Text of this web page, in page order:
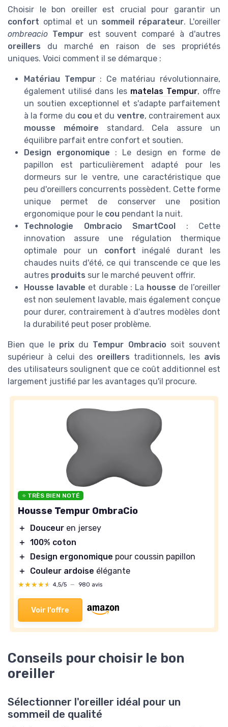
Choisir le bon oreiller est crucial pour garantir un
confort optimal et un sommeil réparateur. L'oreiller
ombreacio Tempur est souvent comparé à d'autres
oreillers du marché en raison de ses propriétés
uniques. Voici comment il se démarque :
Matériau Tempur: Ce matériau révolutionnaire,
également utilisé dans les matelas Tempur, offre
un soutien exceptionnel et s'adapte parfaitement
à la forme du cou et du ventre, contrairement aux
mousse mémoire standard. Cela assure un
équilibre parfait entre confort et soutien.
Design ergonomique : Le design en forme de
papillon est particulièrement adapté pour les
dormeurs sur le ventre, une caractéristique que
peu d'oreillers concurrents possèdent. Cette forme
unique permet de conserver une position
ergonomique pour le cou pendant la nuit.
Technologie Ombracio SmartCool : Cette
innovation assure une régulation thermique
optimale pour un confort inégalé durant les
chaudes nuits d'été, ce qui transcende ce que les
autres produits sur le marché peuvent offrir.
Housse lavable et durable : La housse de l’oreiller
est non seulement lavable, mais également conçue
pour durer, contrairement à d'autres modèles dont
la durabilité peut poser problème.
Bien que le prixdu Tempur Ombracio soit souvent
supérieur à celui des oreillers traditionnels, les avis
des utilisateurs soulignent que ce coût additionnel est
largement justifié par les avantages qu'il procure.
⭐ TRÈS BIEN NOTÉ
Housse Tempur OmbraCio
＋ Douceur en jersey
＋ 100% coton
＋
Design ergonomique pour coussin papillon
＋
Couleur ardoise élégante
★★★★★
★★★★★ 4,5/5 — 980 avis
Voir l'offre
Conseils pour choisir le bon
oreiller
Sélectionner l'oreiller idéal pour un
sommeil de qualité